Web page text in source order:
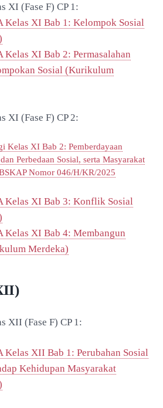
XI (Fase F) CP 1:
Kelas XI Bab 1: Kelompok Sosial
XI Bab 2: Permasalahan
Sosial (Kurikulum
XI (Fase F) CP 2:
Kelas XI Bab 2: Pemberdayaan
Perbedaan Sosial, serta Masyarakat
Nomor 046/H/KR/2025
Kelas XI Bab 3: Konflik Sosial
Kelas XI Bab 4: Membangun
Merdeka)
XII (Fase F) CP 1:
XII Bab 1: Perubahan Sosial
Kehidupan Masyarakat